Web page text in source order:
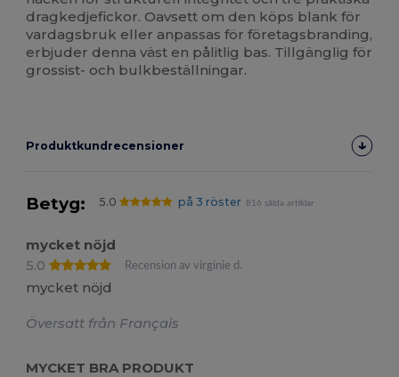
dragkedjefickor. Oavsett om den köps blank för
vardagsbruk eller anpassas för företagsbranding,
erbjuder denna väst en pålitlig bas. Tillgänglig för
grossist- och bulkbeställningar.
Produktkundrecensioner
Betyg: 5.0 på 3 röster 816 sålda artiklar
mycket nöjd
5.0
Recension av virginie d.
mycket nöjd
Översatt från Français
MYCKET BRA PRODUKT